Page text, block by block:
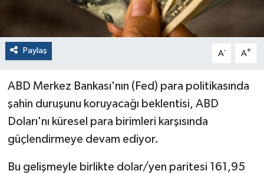
Paylaş A- A+
ABD Merkez Bankası'nın (Fed) para politikasında
şahin duruşunu koruyacağı beklentisi, ABD
Doları'nı küresel para birimleri karşısında
güçlendirmeye devam ediyor.
Bu gelişmeyle birlikte dolar/yen paritesi 161,95